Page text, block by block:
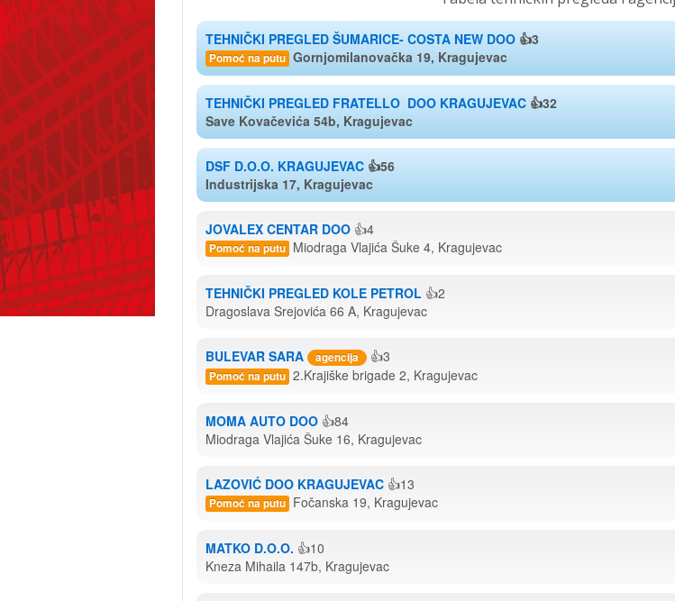
TEHNIČKI PREGLED ŠUMARICE- COSTA NEW DOO 👍3
Pomoć na putu Gornjomilanovačka 19, Kragujevac
TEHNIČKI PREGLED FRATELLO  DOO KRAGUJEVAC 👍32
Save Kovačevića 54b, Kragujevac
DSF D.O.O. KRAGUJEVAC 👍56
Industrijska 17, Kragujevac
JOVALEX CENTAR DOO 👍4
Pomoć na putu Miodraga Vlajića Šuke 4, Kragujevac
TEHNIČKI PREGLED KOLE PETROL 👍2
Dragoslava Srejovića 66 A, Kragujevac
BULEVAR SARA agencija 👍3
Pomoć na putu 2.Krajiške brigade 2, Kragujevac
MOMA AUTO DOO 👍84
Miodraga Vlajića Šuke 16, Kragujevac
LAZOVIĆ DOO KRAGUJEVAC 👍13
Pomoć na putu Fočanska 19, Kragujevac
MATKO D.O.O. 👍10
Kneza Mihaila 147b, Kragujevac